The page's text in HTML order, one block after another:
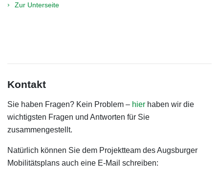
Zur Unterseite
Kontakt
Sie haben Fragen? Kein Problem – hier haben wir die
wichtigsten Fragen und Antworten für Sie
zusammengestellt.
Natürlich können Sie dem Projektteam des Augsburger
Mobilitätsplans auch eine E-Mail schreiben: